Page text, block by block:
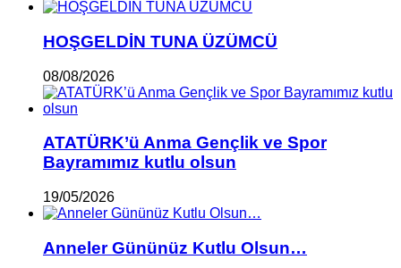
HOŞGELDİN TUNA ÜZÜMCÜ
08/08/2026
ATATÜRK’ü Anma Gençlik ve Spor
Bayramımız kutlu olsun
19/05/2026
Anneler Gününüz Kutlu Olsun…